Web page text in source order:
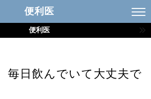
便利医
便利医
毎日飲んでいて大丈夫で